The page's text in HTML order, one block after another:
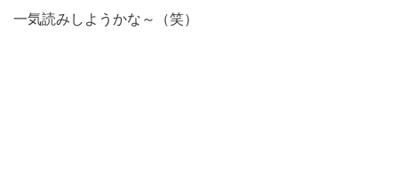
一気読みしようかな～（笑）